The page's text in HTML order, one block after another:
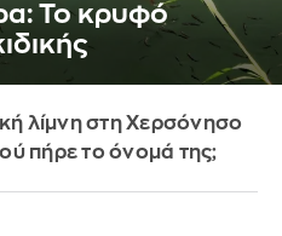
Το κρυφό
λίμνη στη Χερσόνησο
πήρε το όνομά της;